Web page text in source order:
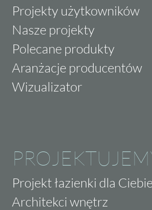
Projekty użytkowników
Nasze projekty
Polecane produkty
Aranżacje producentów
Wizualizator
Projekt łazienki dla Ciebie
Architekci wnętrz